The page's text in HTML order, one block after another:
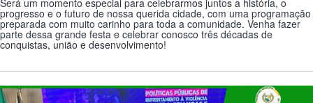
Será um momento especial para celebrarmos juntos a história, o
progresso e o futuro de nossa querida cidade, com uma programação
preparada com muito carinho para toda a comunidade. Venha fazer
parte dessa grande festa e celebrar conosco três décadas de
conquistas, união e desenvolvimento!